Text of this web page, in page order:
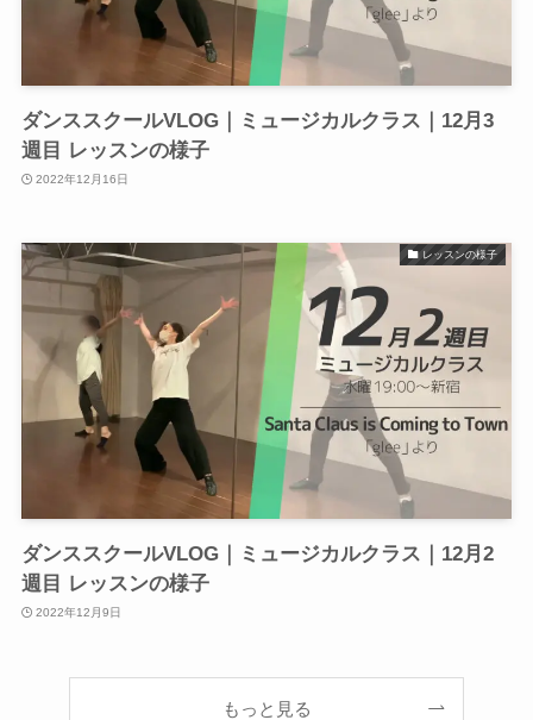
ダンススクールVLOG｜ミュージカルクラス｜12月3
週目 レッスンの様子
2022年12月16日
レッスンの様子
ダンススクールVLOG｜ミュージカルクラス｜12月2
週目 レッスンの様子
2022年12月9日
もっと見る